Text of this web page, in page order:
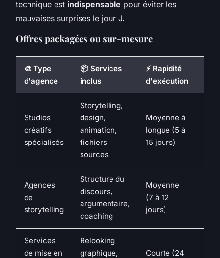
technique est indispensable pour éviter les
mauvaises surprises le jour J.
Offres packagées ou sur-mesure
🎨 Type
d'agence
📦 Services
inclus
⚡ Rapidité
d'exécution
Studios
créatifs
spécialisés
Storytelling,
design,
animation,
fichiers
sources
Moyenne à
longue (5 à
15 jours)
Agences
de
storytelling
Structure du
discours,
argumentaire,
coaching
Moyenne
(7 à 12
jours)
Services
de mise en
Relooking
graphique,
Courte (24